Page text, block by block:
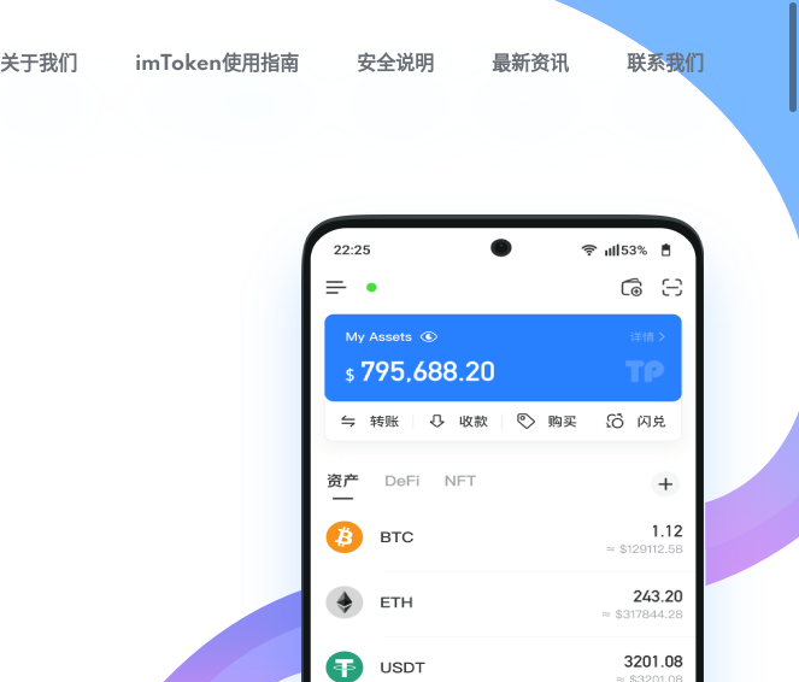
关于我们 imToken使用指南 安全说明 最新资讯 联系我们